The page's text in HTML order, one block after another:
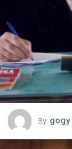
By gogy